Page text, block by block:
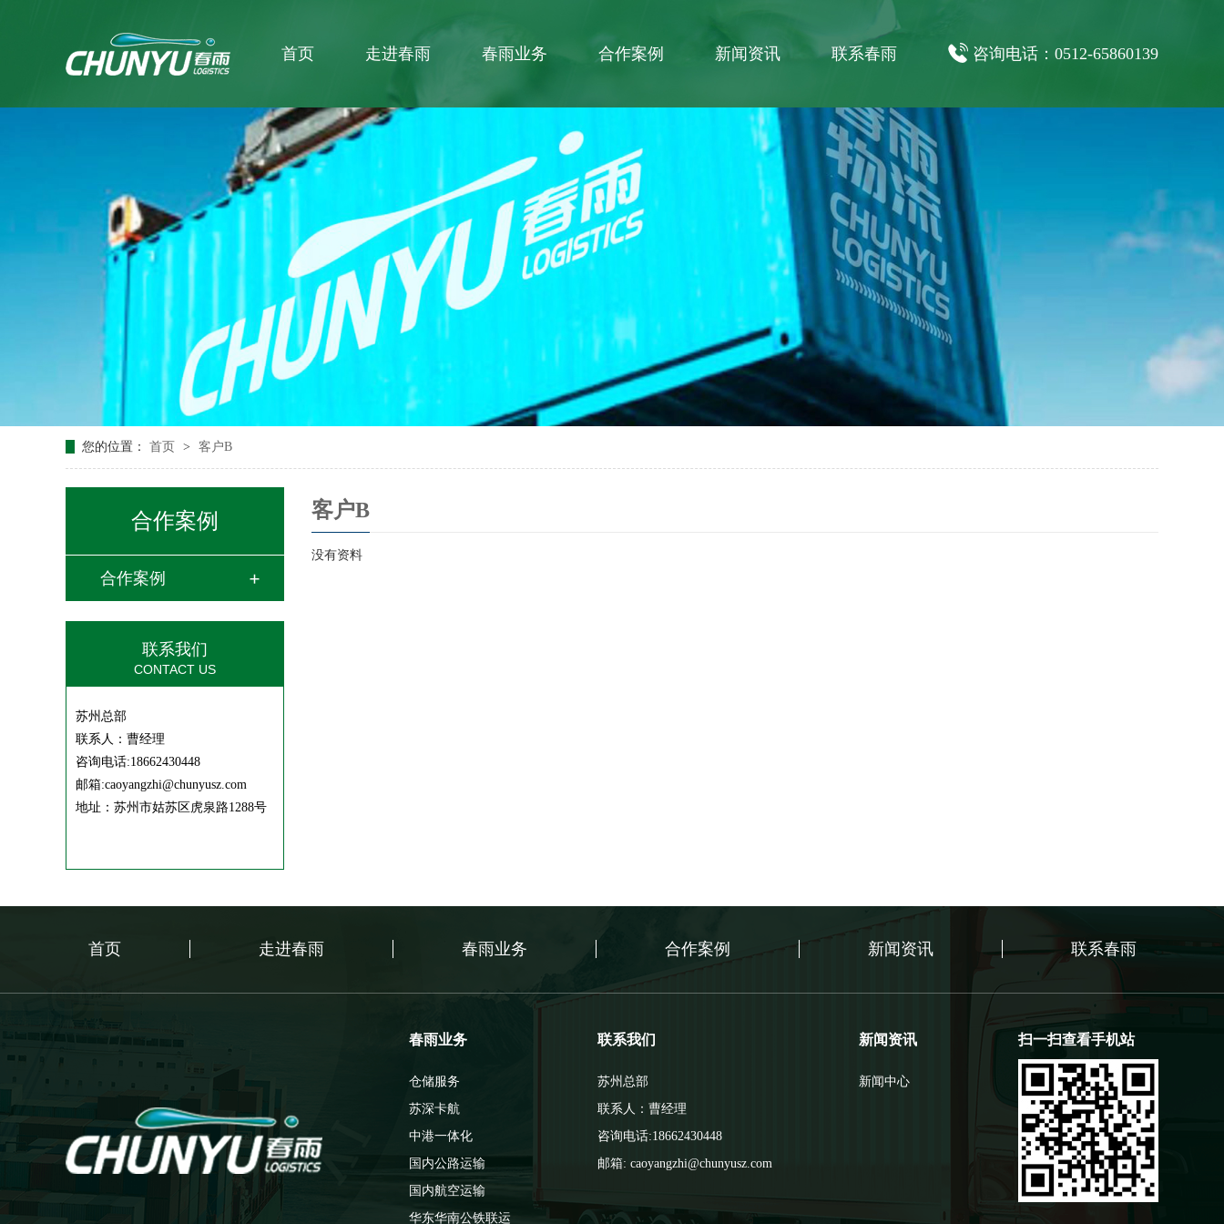
咨询电话：0512-65860139
首页 走进春雨 春雨业务 合作案例 新闻资讯 联系春雨
您的位置： 首页 > 客户B
合作案例
合作案例
联系我们
CONTACT US
苏州总部
联系人：曹经理
咨询电话:18662430448
邮箱:caoyangzhi@chunyusz.com
地址： 苏州市姑苏区虎泉路1288号
客户B
没有资料
首页 走进春雨 春雨业务 合作案例 新闻资讯 联系春雨
春雨业务
仓储服务
苏深卡航
中港一体化
国内公路运输
国内航空运输
华东华南公铁联运
联系我们
苏州总部
联系人：曹经理
咨询电话:18662430448
邮箱: caoyangzhi@chunyusz.com
新闻资讯
新闻中心
扫一扫查看手机站